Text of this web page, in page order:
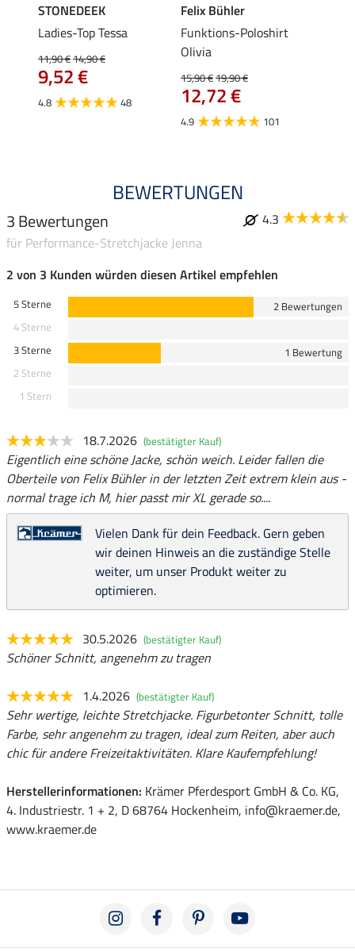
STONEDEEK
Ladies-Top Tessa
11,90 €14,90 €
9,52 €
4.8 48
Felix Bühler
Funktions-Poloshirt
Olivia
15,90 €19,90 €
12,72 €
4.9 101
BEWERTUNGEN
3 Bewertungen
4.3
für Performance-Stretchjacke Jenna
2 von 3 Kunden würden diesen Artikel empfehlen
5 Sterne
2 Bewertungen
4 Sterne
3 Sterne
1 Bewertung
2 Sterne
1 Stern
18.7.2026 (bestätigter Kauf)
Eigentlich eine schöne Jacke, schön weich. Leider fallen die
Oberteile von Felix Bühler in der letzten Zeit extrem klein aus -
normal trage ich M, hier passt mir XL gerade so....
Vielen Dank für dein Feedback. Gern geben
wir deinen Hinweis an die zuständige Stelle
weiter, um unser Produkt weiter zu
optimieren.
30.5.2026 (bestätigter Kauf)
Schöner Schnitt, angenehm zu tragen
1.4.2026 (bestätigter Kauf)
Sehr wertige, leichte Stretchjacke. Figurbetonter Schnitt, tolle
Farbe, sehr angenehm zu tragen, ideal zum Reiten, aber auch
chic für andere Freizeitaktivitäten. Klare Kaufempfehlung!
Herstellerinformationen: Krämer Pferdesport GmbH & Co. KG,
4. Industriestr. 1 + 2, D 68764 Hockenheim, info@kraemer.de,
www.kraemer.de